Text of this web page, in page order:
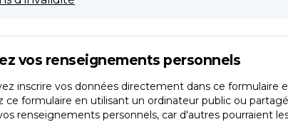
vos renseignements personnels
inscrire vos données directement dans ce formulaire
ce formulaire en utilisant un ordinateur public ou
renseignements personnels, car d'autres pourraient